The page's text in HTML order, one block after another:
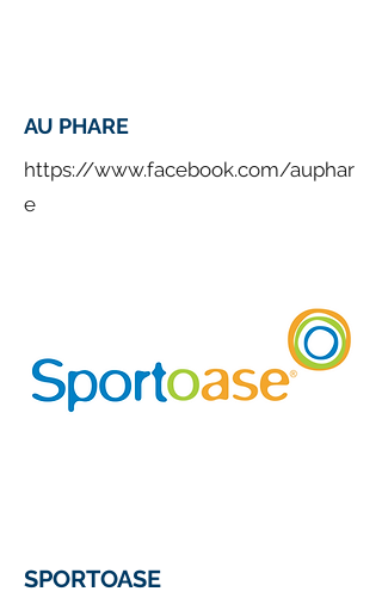
AU PHARE
https://www.facebook.com/auphar
e
SPORTOASE